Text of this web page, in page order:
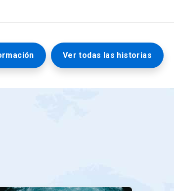
Ver todas las historias